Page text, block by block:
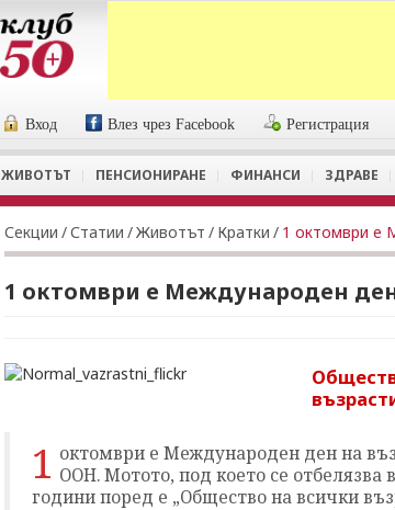
Вход Влез чрез Facebook Регистрация
ЖИВОТЪТ ПЕНСИОНИРАНЕ ФИНАНСИ ЗДРАВЕ
Секции /Статии /Животът / Кратки / 1 октомври e
1 октомври e Международен
1 октомври е Международен ден на
ООН. Мотото, под което се отбелязва
години поред е „Общество на всички